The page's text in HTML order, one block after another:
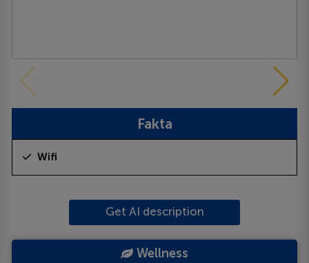
Fakta
Wifi
Get AI description
Wellness